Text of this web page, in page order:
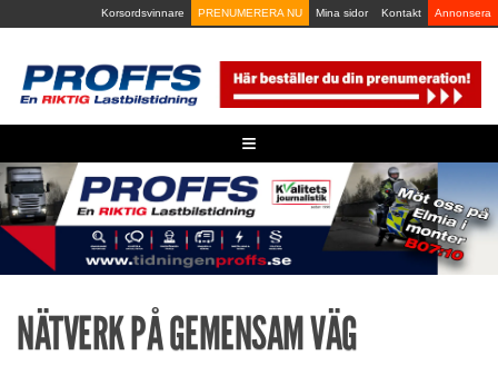
to
Korsordsvinnare PRENUMERERA NU Mina sidor Kontakt Annonsera
≡
NÄTVERK PÅ GEMENSAM VÄG